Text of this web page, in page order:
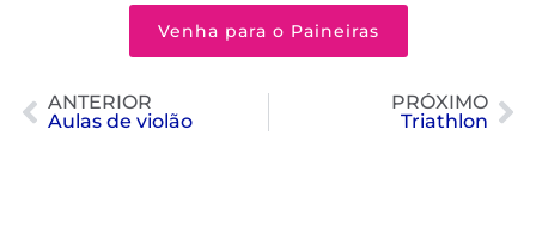
Venha para o Paineiras
ANTERIOR
Aulas de violão
PRÓXIMO
Triathlon